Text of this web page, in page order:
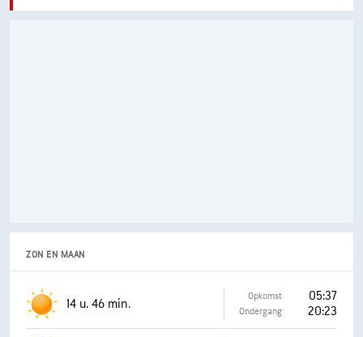
ZON EN MAAN
14 u. 46 min. Opkomst 05:37
Ondergang 20:23